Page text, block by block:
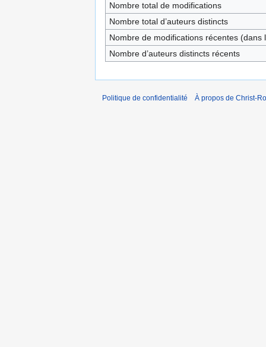
Nombre total de modifications
Nombre total d’auteurs distincts
Nombre de modifications récentes (dans
Nombre d’auteurs distincts récents
Politique de confidentialité À propos de Christ-